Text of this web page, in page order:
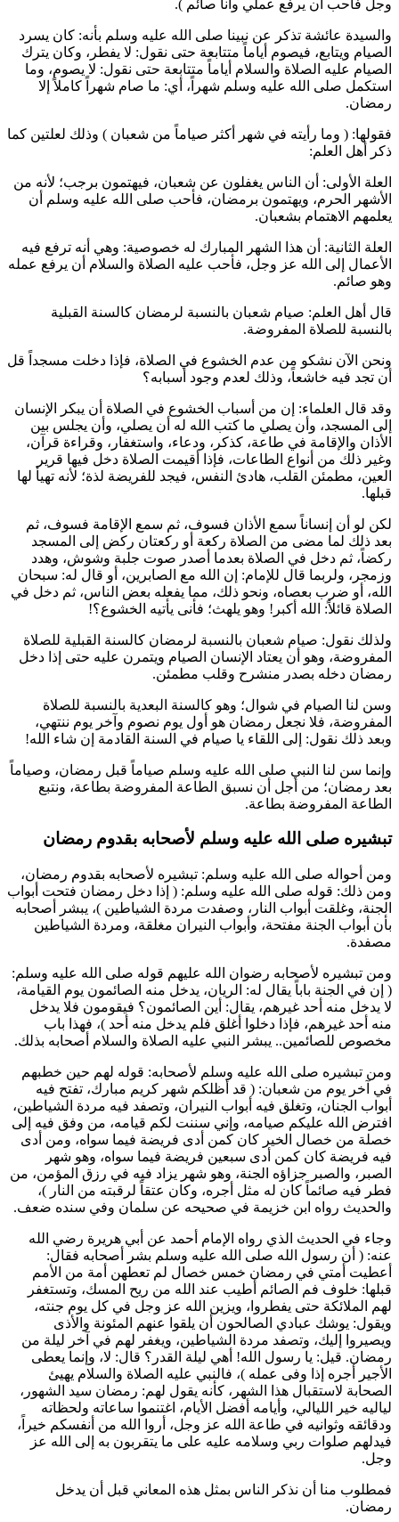
وجل فأحب أن يرفع عملي وأنا صائم ).
والسيدة عائشة تذكر عن نبينا صلى الله عليه وسلم بأنه: كان يسرد
الصيام ويتابع، فيصوم أياماً متتابعة حتى نقول: لا يفطر، وكان يترك
الصيام عليه الصلاة والسلام أياماً متتابعة حتى نقول: لا يصوم، وما
استكمل صلى الله عليه وسلم شهراً، أي: ما صام شهراً كاملاً إلا
رمضان.
فقولها: ( وما رأيته في شهر أكثر صياماً من شعبان ) وذلك لعلتين كما
ذكر أهل العلم:
العلة الأولى: أن الناس يغفلون عن شعبان، فيهتمون برجب؛ لأنه من
الأشهر الحرم، ويهتمون برمضان، فأحب صلى الله عليه وسلم أن
يعلمهم الاهتمام بشعبان.
العلة الثانية: أن هذا الشهر المبارك له خصوصية: وهي أنه ترفع فيه
الأعمال إلى الله عز وجل، فأحب عليه الصلاة والسلام أن يرفع عمله
وهو صائم.
قال أهل العلم: صيام شعبان بالنسبة لرمضان كالسنة القبلية
بالنسبة للصلاة المفروضة.
ونحن الآن نشكو من عدم الخشوع في الصلاة، فإذا دخلت مسجداً قل
أن تجد فيه خاشعاً، وذلك لعدم وجود أسبابه؟
وقد قال العلماء: إن من أسباب الخشوع في الصلاة أن يبكر الإنسان
إلى المسجد، وأن يصلي ما كتب الله له أن يصلي، وأن يجلس بين
الأذان والإقامة في طاعة، كذكر، ودعاء، واستغفار، وقراءة قرآن،
وغير ذلك من أنواع الطاعات، فإذا أقيمت الصلاة دخل فيها قرير
العين، مطمئن القلب، هادئ النفس، فيجد للفريضة لذة؛ لأنه تهيأ لها
قبلها.
لكن لو أن إنساناً سمع الأذان فسوف، ثم سمع الإقامة فسوف، ثم
بعد ذلك لما مضى من الصلاة ركعة أو ركعتان ركض إلى المسجد
ركضاً، ثم دخل في الصلاة بعدما أصدر صوت جلبة وشوش، وهدد
وزمجر، ولربما قال للإمام: إن الله مع الصابرين، أو قال له: سبحان
الله، أو ضرب بعصاه، ونحو ذلك، مما يفعله بعض الناس، ثم دخل في
الصلاة قائلاً: الله أكبر! وهو يلهث؛ فأنى يأتيه الخشوع؟!
ولذلك نقول: صيام شعبان بالنسبة لرمضان كالسنة القبلية للصلاة
المفروضة، وهو أن يعتاد الإنسان الصيام ويتمرن عليه حتى إذا دخل
رمضان دخله بصدر منشرح وقلب مطمئن.
وسن لنا الصيام في شوال؛ وهو كالسنة البعدية بالنسبة للصلاة
المفروضة، فلا نجعل رمضان هو أول يوم نصوم وآخر يوم ننتهي،
وبعد ذلك نقول: إلى اللقاء يا صيام في السنة القادمة إن شاء الله!
وإنما سن لنا النبي صلى الله عليه وسلم صياماً قبل رمضان، وصياماً
بعد رمضان؛ من أجل أن نسبق الطاعة المفروضة بطاعة، ونتبع
الطاعة المفروضة بطاعة.
تبشيره صلى الله عليه وسلم لأصحابه بقدوم رمضان
ومن أحواله صلى الله عليه وسلم: تبشيره لأصحابه بقدوم رمضان،
ومن ذلك: قوله صلى الله عليه وسلم: ( إذا دخل رمضان فتحت أبواب
الجنة، وغلقت أبواب النار، وصفدت مردة الشياطين )، يبشر أصحابه
بأن أبواب الجنة مفتحة، وأبواب النيران مغلقة، ومردة الشياطين
مصفدة.
ومن تبشيره لأصحابه رضوان الله عليهم قوله صلى الله عليه وسلم:
( إن في الجنة باباً يقال له: الريان، يدخل منه الصائمون يوم القيامة،
لا يدخل منه أحد غيرهم، يقال: أين الصائمون؟ فيقومون فلا يدخل
منه أحد غيرهم، فإذا دخلوا أغلق فلم يدخل منه أحد )، فهذا باب
مخصوص للصائمين.. يبشر النبي عليه الصلاة والسلام أصحابه بذلك.
ومن تبشيره صلى الله عليه وسلم لأصحابه: قوله لهم حين خطبهم
في آخر يوم من شعبان: ( قد أظلكم شهر كريم مبارك، تفتح فيه
أبواب الجنان، وتغلق فيه أبواب النيران، وتصفد فيه مردة الشياطين،
افترض الله عليكم صيامه، وإني سننت لكم قيامه، من وفق فيه إلى
خصلة من خصال الخير كان كمن أدى فريضة فيما سواه، ومن أدى
فيه فريضة كان كمن أدى سبعين فريضة فيما سواه، وهو شهر
الصبر، والصبر جزاؤه الجنة، وهو شهر يزاد فيه في رزق المؤمن، من
فطر فيه صائماً كان له مثل أجره، وكان عتقاً لرقبته من النار )،
والحديث رواه ابن خزيمة في صحيحه عن سلمان وفي سنده ضعف.
وجاء في الحديث الذي رواه الإمام أحمد عن أبي هريرة رضي الله
عنه: ( أن رسول الله صلى الله عليه وسلم بشر أصحابه فقال:
أعطيت أمتي في رمضان خمس خصال لم تعطهن أمة من الأمم
قبلها: خلوف فم الصائم أطيب عند الله من ريح المسك، وتستغفر
لهم الملائكة حتى يفطروا، ويزين الله عز وجل في كل يوم جنته،
ويقول: يوشك عبادي الصالحون أن يلقوا عنهم المئونة والأذى
ويصيروا إليك، وتصفد مردة الشياطين، ويغفر لهم في آخر ليلة من
رمضان. قيل: يا رسول الله! أهي ليلة القدر؟ قال: لا، وإنما يعطى
الأجير أجره إذا وفى عمله )، فالنبي عليه الصلاة والسلام يهيئ
الصحابة لاستقبال هذا الشهر، كأنه يقول لهم: رمضان سيد الشهور،
لياليه خير الليالي، وأيامه أفضل الأيام، اغتنموا ساعاته ولحظاته
ودقائقه وثوانيه في طاعة الله عز وجل، أروا الله من أنفسكم خيراً،
فيدلهم صلوات ربي وسلامه عليه على ما يتقربون به إلى الله عز
وجل.
فمطلوب منا أن نذكر الناس بمثل هذه المعاني قبل أن يدخل
رمضان.